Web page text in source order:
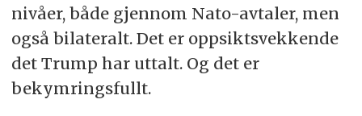
nivåer, både gjennom Nato-avtaler, men
også bilateralt. Det er oppsiktsvekkende
det Trump har uttalt. Og det er
bekymringsfullt.